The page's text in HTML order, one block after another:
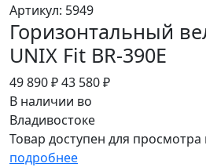
Артикул: 5949
Горизонтальный
UNIX Fit BR-390Е
49 890 ₽43 580 ₽
В наличии во
Владивостоке
Товар доступен для просмотра
подробнее